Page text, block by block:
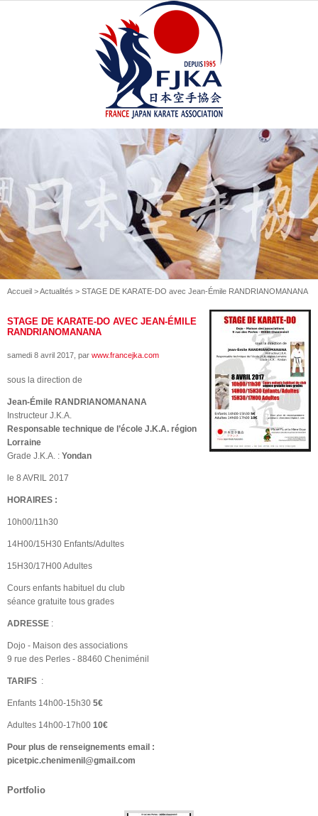
Accueil >Actualités > STAGE DE KARATE-DO avec Jean-Émile RANDRIANOMANANA
STAGE DE KARATE-DO AVEC JEAN-ÉMILE
RANDRIANOMANANA
samedi 8 avril 2017 , par www.francejka.com
sous la direction de
Jean-Émile RANDRIANOMANANA
Instructeur J.K.A.
Responsable technique de l’école J.K.A. région
Lorraine
Grade J.K.A. : Yondan
le 8 AVRIL 2017
HORAIRES :
10h00/11h30
14H00/15H30 Enfants/Adultes
15H30/17H00 Adultes
Cours enfants habituel du club
séance gratuite tous grades
ADRESSE :
Dojo - Maison des associations
9 rue des Perles - 88460 Cheniménil
TARIFS :
Enfants 14h00-15h30 5€
Adultes 14h00-17h00 10€
Pour plus de renseignements email :
picetpic.chenimenil@gmail.com
Portfolio